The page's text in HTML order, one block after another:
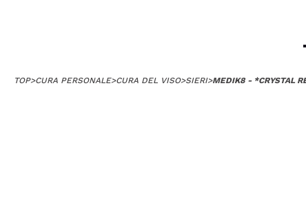
TOP>CURA PERSONALE>CURA DEL VISO>SIERI>MEDIK8 - *CRYSTAL